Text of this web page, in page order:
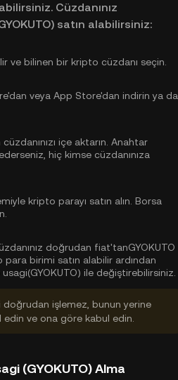
Cüzdanınız
satın alabilirsiniz:
ve bilinen bir kripto cüzdanı seçin.
veya App Store'dan indirin ya da
içe aktarın. Anahtar
hiç kimse cüzdanınıza
kripto parayı satın alın. Borsa
doğrudan fiat'tanGYOKUTO
birimi satın alabilir ardından
ile değiştirebilirsiniz.
işlemez, bunun yerine
ve ona göre kabul edin.
(GYOKUTO) Alma